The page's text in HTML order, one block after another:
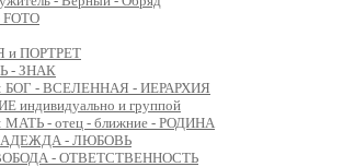
и ПОРТРЕТ
- ЗНАК
- ВСЕЛЕННАЯ - ИЕРАРХИЯ
и группой
- отец - ближние - РОДИНА
НАДЕЖДА - ЛЮБОВЬ
- ОТВЕТСТВЕННОСТЬ